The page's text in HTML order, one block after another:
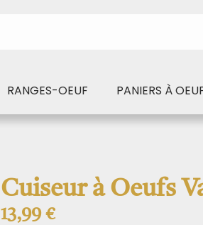
RANGES-OEUF PANIERS À
Cuiseur à Oeufs
13,99€